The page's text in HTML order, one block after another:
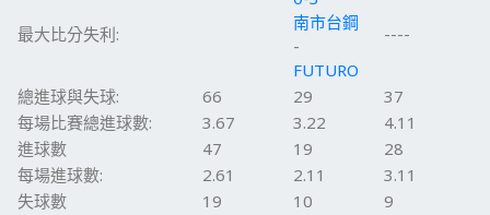
最大比分失利:
南市台鋼
-
FUTURO
----
總進球與失球: 66 29
37
每場比賽總進球數:
3.67 3.22
4.11
進球數
47 19
28
每場進球數:
2.61 2.11
3.11
失球數
19 10
9